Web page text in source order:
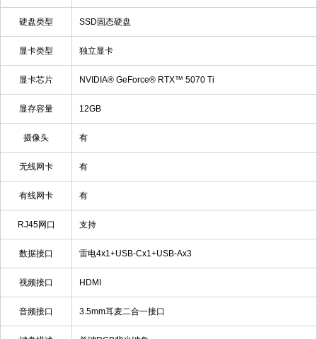
硬盘类型 SSD固态硬盘
显卡类型 独立显卡
显卡芯片 NVIDIA® GeForce® RTX™ 5070 Ti
显存容量 12GB
摄像头 有
无线网卡 有
有线网卡 有
RJ45网口 支持
数据接口 雷电4x1+USB-Cx1+USB-Ax3
视频接口 HDMI
音频接口 3.5mm耳麦二合一接口